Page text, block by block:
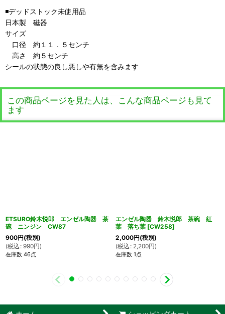
◾️デッドストック未使用品
日本製 磁器
サイズ
口径 約１１．５センチ
高さ 約５センチ
シールの状態の良し悪しや有無を含みます
この商品ページを見た人は、こんな商品ページも見て
ます
ETSURO鈴木悦郎 エンゼル陶器 茶
碗 ニンジン CW87
900円(税別)
(税込 : 990円)
在庫数 46点
エンゼル陶器 鈴木悦郎 茶碗 紅
葉 落ち葉 [CW258]
2,000円(税別)
(税込 : 2,200円)
在庫数 1点